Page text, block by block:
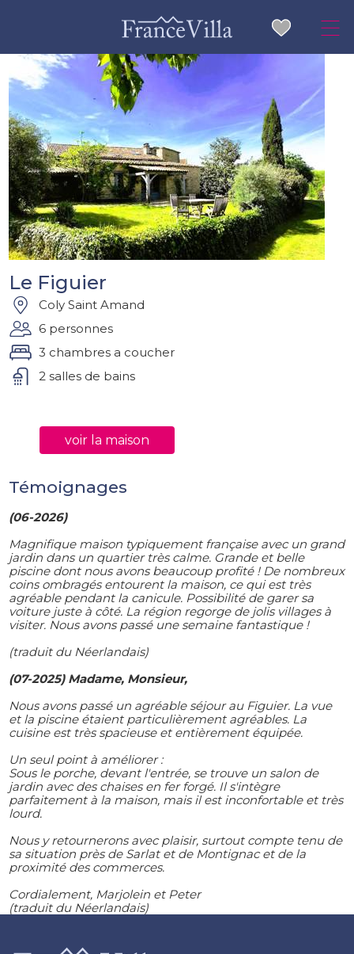
Le Figuier
Coly Saint Amand
6 personnes
3 chambres a coucher
2 salles de bains
voir la maison
Témoignages
(06-2026)
Magnifique maison typiquement française avec un grand
jardin dans un quartier très calme. Grande et belle
piscine dont nous avons beaucoup profité ! De nombreux
coins ombragés entourent la maison, ce qui est très
agréable pendant la canicule. Possibilité de garer sa
voiture juste à côté. La région regorge de jolis villages à
visiter. Nous avons passé une semaine fantastique !
(traduit du Néerlandais)
(07-2025) Madame, Monsieur,
Nous avons passé un agréable séjour au Figuier. La vue
et la piscine étaient particulièrement agréables. La
cuisine est très spacieuse et entièrement équipée.
Un seul point à améliorer :
Sous le porche, devant l'entrée, se trouve un salon de
jardin avec des chaises en fer forgé. Il s'intègre
parfaitement à la maison, mais il est inconfortable et très
lourd.
Nous y retournerons avec plaisir, surtout compte tenu de
sa situation près de Sarlat et de Montignac et de la
proximité des commerces.
Cordialement, Marjolein et Peter
(traduit du Néerlandais)